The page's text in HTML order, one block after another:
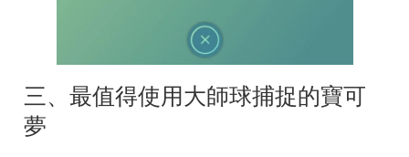
三、最值得使用大師球捕捉的寶可
夢